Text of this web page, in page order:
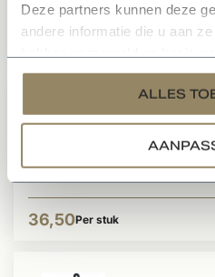
Deze partners kunnen deze
andere informatie die u aan
services.
ALLES
Op
Toiletslot
voorplaat
36,50Per stuk